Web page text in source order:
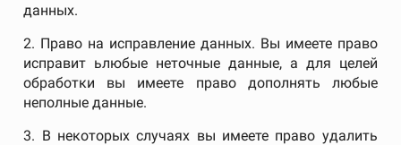
данных.
2. Право на исправление данных. Вы имеете право
исправит ьлюбые неточные данные, а для целей
обработки вы имеете право дополнять любые
неполные данные.
3. В некоторых случаях вы имеете право удалить